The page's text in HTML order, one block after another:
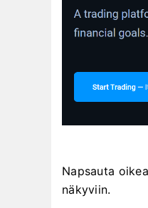
Napsauta
näkyviin.